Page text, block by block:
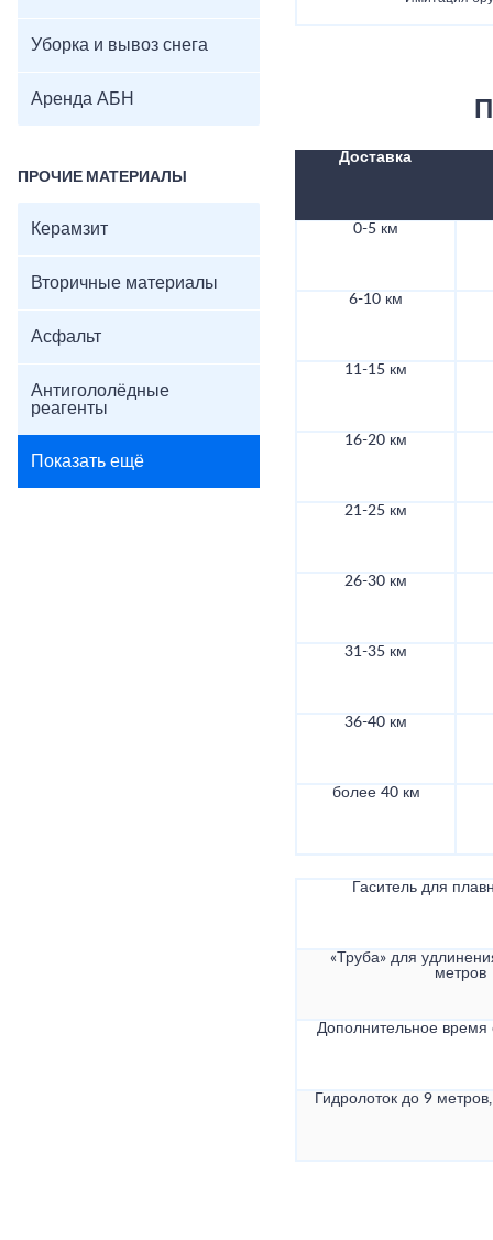
Уборка и вывоз снега
Аренда АБН
ПРОЧИЕ МАТЕРИАЛЫ
Керамзит
Вторичные материалы
Асфальт
Антигололёдные
реагенты
Показать ещё
Доставка
0-5 км
6-10 км
11-15 км
16-20 км
21-25 км
26-30 км
31-35 км
36-40 км
более 40 км
Гаситель для
«Труба» для
метров
Дополнительное
Гидролоток до 9